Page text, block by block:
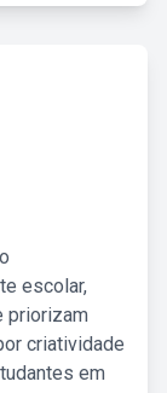
escolar,
priorizam
criatividade
em